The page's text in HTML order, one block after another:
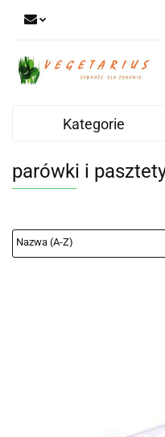
Kategorie
parówki i